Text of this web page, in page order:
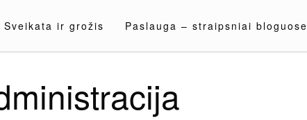
Sveikata ir grožis Paslauga – straipsniai bloguose